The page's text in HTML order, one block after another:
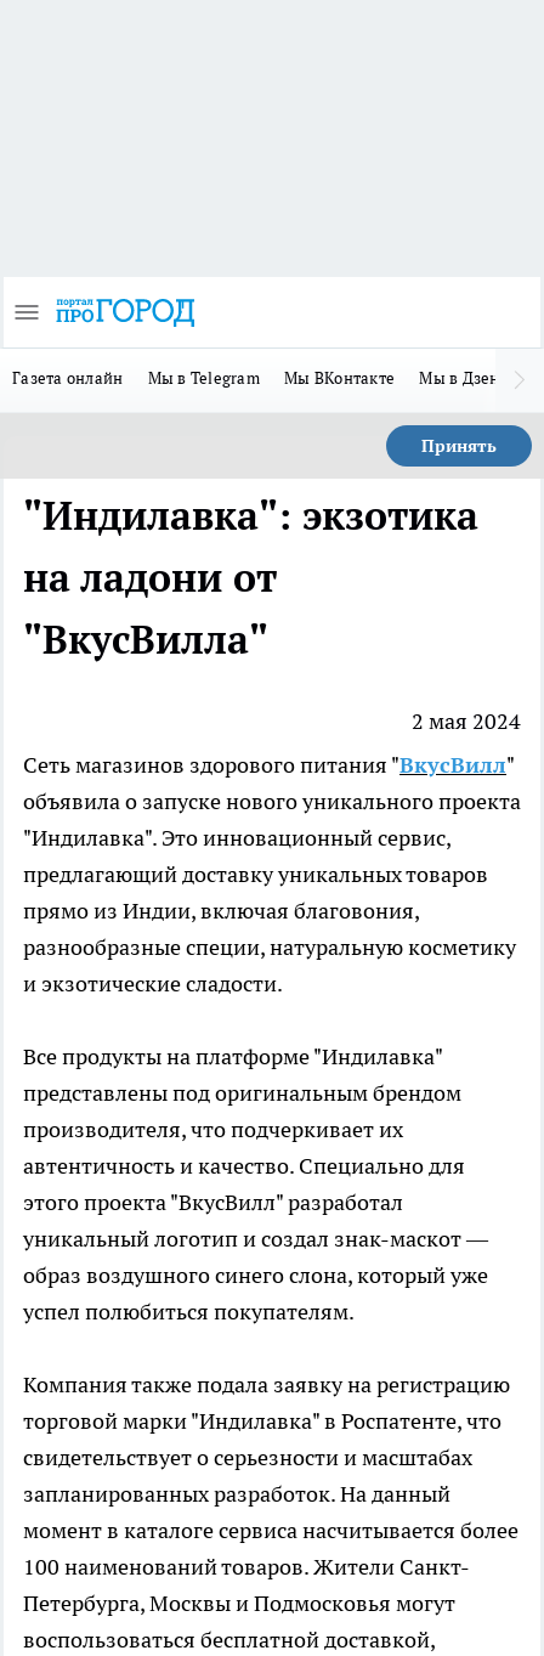
Газета онлайн Мы в Telegram Мы ВКонтакте Мы в Дзене
Принять
"Индилавка": экзотика
на ладони от
"ВкусВилла"
2 мая 2024
Сеть магазинов здорового питания "ВкусВилл"
объявила о запуске нового уникального проекта
"Индилавка". Это инновационный сервис,
предлагающий доставку уникальных товаров
прямо из Индии, включая благовония,
разнообразные специи, натуральную косметику
и экзотические сладости.
Все продукты на платформе "Индилавка"
представлены под оригинальным брендом
производителя, что подчеркивает их
автентичность и качество. Специально для
этого проекта "ВкусВилл" разработал
уникальный логотип и создал знак-маскот —
образ воздушного синего слона, который уже
успел полюбиться покупателям.
Компания также подала заявку на регистрацию
торговой марки "Индилавка" в Роспатенте, что
свидетельствует о серьезности и масштабах
запланированных разработок. На данный
момент в каталоге сервиса насчитывается более
100 наименований товаров. Жители Санкт-
Петербурга, Москвы и Подмосковья могут
воспользоваться бесплатной доставкой,